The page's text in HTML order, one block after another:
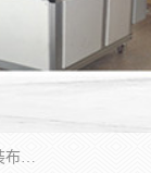
常州联宇机电自动化科技有限公司主营产品：pvc塑料焊机、高频热合机、软膜天花压边机、服装布料凹凸压花机、布料3d压印设备、服装植胶设备、超声波布料花边机、无纺布热合机、全自动压花机。